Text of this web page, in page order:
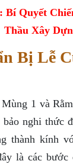
Quyết
Thầu Xây
Bị Lễ
1 và
bảo nghi thức
thành kính
là các bước